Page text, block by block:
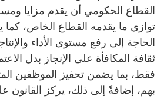
القطاع الحكومي أن يقدم مزايا
توازي ما يقدمه القطاع الخاص، كما
الحاجة إلى رفع مستوى الأداء
ثقافة المكافأة على الإنجاز بدل
فقط، بما يضمن تحفيز الموظفين
بهم، إضافةً إلى ذلك، يركز القانون